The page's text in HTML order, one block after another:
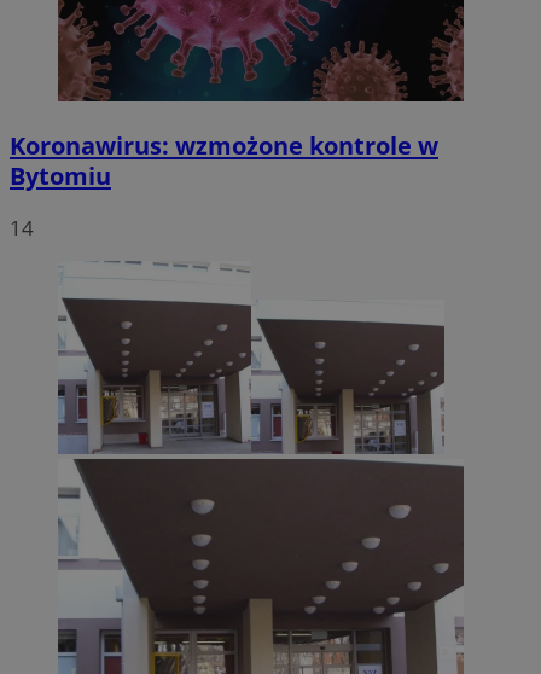
Koronawirus: wzmożone kontrole w
Bytomiu
14